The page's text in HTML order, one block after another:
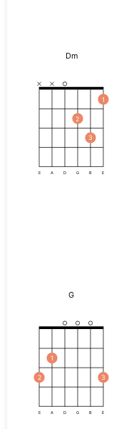
Dm
2
3
1
E A D G B E
G
2
1
3
E A D G B E